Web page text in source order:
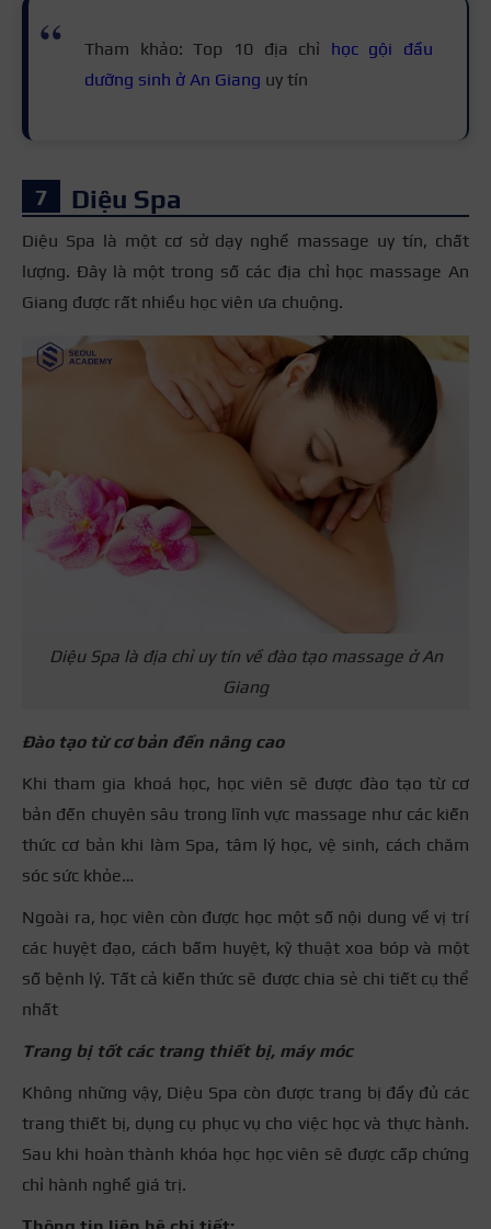
Tham khảo: Top 10 địa chỉ học gội đầu
dưỡng sinh ở An Giang uy tín
Diệu Spa
Diệu Spa là một cơ sở dạy nghề massage uy tín, chất
lượng. Đây là một trong số các địa chỉ học massage An
Giang được rất nhiều học viên ưa chuộng.
Diệu Spa là địa chỉ uy tín về đào tạo massage ở An
Giang
Đào tạo từ cơ bản đến nâng cao
Khi tham gia khoá học, học viên sẽ được đào tạo từ cơ
bản đến chuyên sâu trong lĩnh vực massage như các kiến
thức cơ bản khi làm Spa, tâm lý học, vệ sinh, cách chăm
sóc sức khỏe…
Ngoài ra, học viên còn được học một số nội dung về vị trí
các huyệt đạo, cách bấm huyệt, kỹ thuật xoa bóp và một
số bệnh lý. Tất cả kiến thức sẽ được chia sẻ chi tiết cụ thể
nhất
Trang bị tốt các trang thiết bị, máy móc
Không những vậy, Diệu Spa còn được trang bị đầy đủ các
trang thiết bị, dụng cụ phục vụ cho việc học và thực hành.
Sau khi hoàn thành khóa học học viên sẽ được cấp chứng
chỉ hành nghề giá trị.